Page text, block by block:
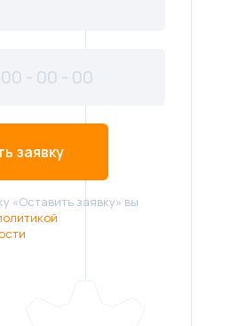
заявку
«Оставить заявку» вы